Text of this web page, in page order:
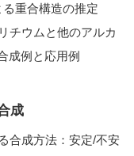
重合構造の推定
チウムと他のアルカ
成例と応用例
成
合成方法：安定/不安